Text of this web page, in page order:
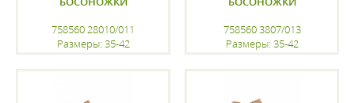
758560 28010/011
Размеры: 35-42
758560 3807/013
Размеры: 35-42